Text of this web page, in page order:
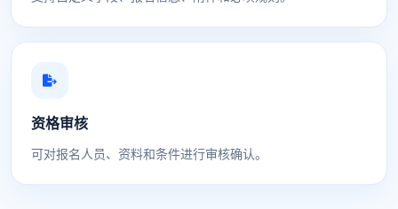
资格审核
可对报名人员、资料和条件进行审核确认。